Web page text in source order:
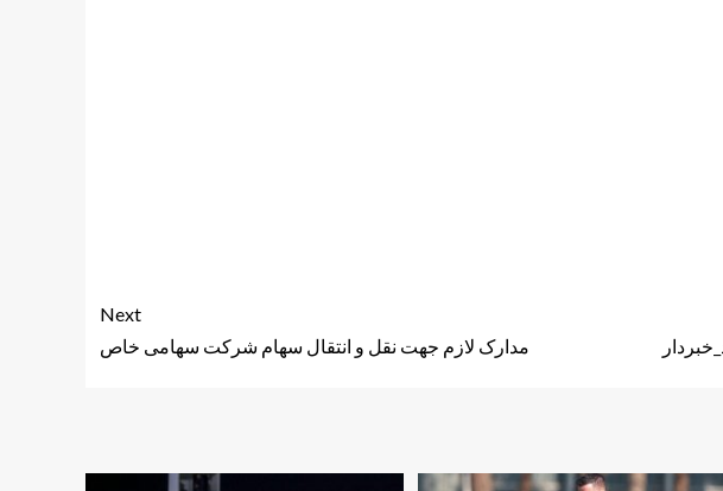
Next
مدارک لازم جهت نقل و انتقال سهام شرکت سهامی خاص